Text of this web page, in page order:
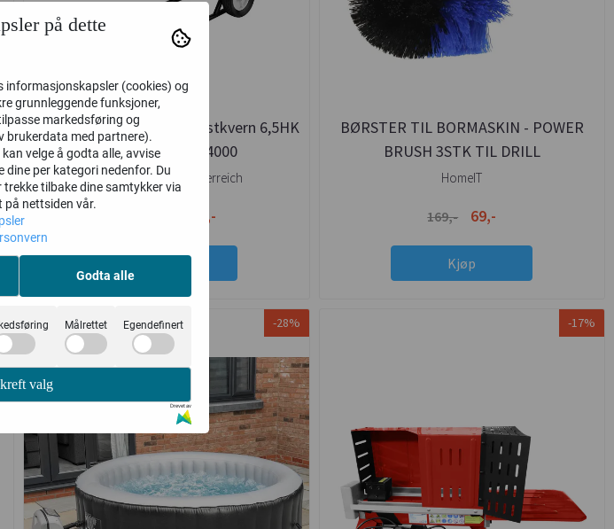
Bensin Fliskutter / Kompostkvern 6,5HK
- Zipper ZI-HAEK4000
Zipper Maschinen Österreich
6.990,-
BØRSTER TIL BORMASKIN - POWER
BRUSH 3STK TIL DRILL
HomeIT
169,- 69,-
Kjøp
-28% -17%
på dette
informasjonskapsler (cookies) og
grunnleggende funksjoner,
markedsføring og
brukerdata med partnere).
velge å godta alle, avvise
dine per kategori nedenfor. Du
trekke tilbake dine samtykker via
på nettsiden vår.
Godta alle
Målrettet Egendefinert
valg
Drevet av